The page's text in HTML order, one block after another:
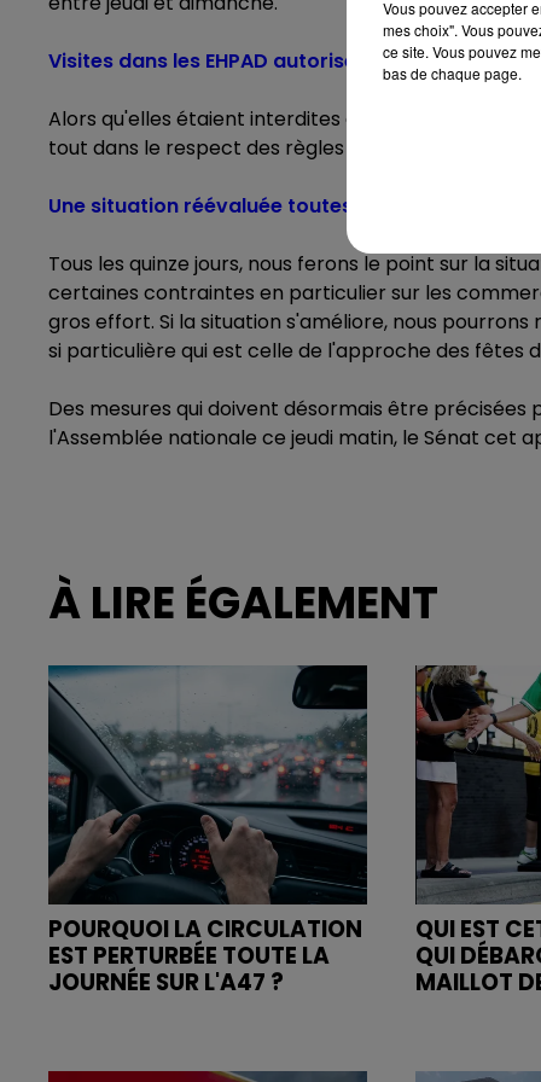
Visites dans les EHPAD autorisées
Alors qu'elles étaient interdites au printemps
tout dans le respect des règles sanitaires.
Une situation réévaluée toutes les deux semaines
Tous les quinze jours, nous ferons le point sur la
certaines contraintes en particulier sur les
gros effort. Si la situation s'améliore, nous
si particulière qui est celle de l'approche des fêtes
Des mesures qui doivent désormais être
l'Assemblée nationale ce jeudi matin, le Sénat cet
À LIRE ÉGALEMENT
POURQUOI LA CIRCULATION
EST PERTURBÉE TOUTE LA
JOURNÉE SUR L'A47 ?
QUI EST
QUI
MAILLOT
Vous pouvez accepter
mes choix". Vous
ce site. Vous pouvez
bas de chaque page.